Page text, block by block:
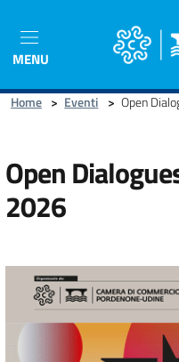
contenuto
MENU
Home > Eventi > Open
Open
2026